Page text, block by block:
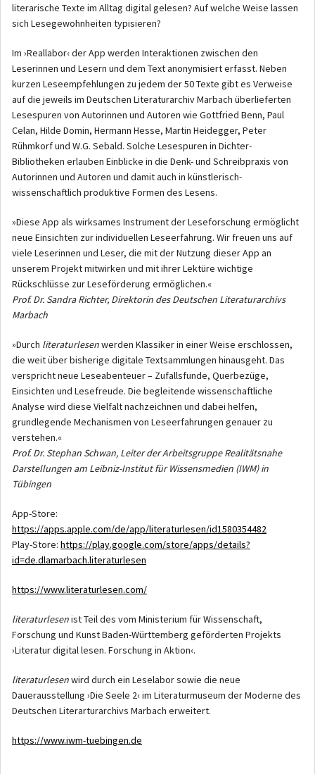
literarische Texte im Alltag digital gelesen? Auf welche Weise lassen
sich Lesegewohnheiten typisieren?
Im ›Reallabor‹ der App werden Interaktionen zwischen den
Leserinnen und Lesern und dem Text anonymisiert erfasst. Neben
kurzen Leseempfehlungen zu jedem der 50 Texte gibt es Verweise
auf die jeweils im Deutschen Literaturarchiv Marbach überlieferten
Lesespuren von Autorinnen und Autoren wie Gottfried Benn, Paul
Celan, Hilde Domin, Hermann Hesse, Martin Heidegger, Peter
Rühmkorf und W.G. Sebald. Solche Lesespuren in Dichter-
Bibliotheken erlauben Einblicke in die Denk- und Schreibpraxis von
Autorinnen und Autoren und damit auch in künstlerisch-
wissenschaftlich produktive Formen des Lesens.
»Diese App als wirksames Instrument der Leseforschung ermöglicht
neue Einsichten zur individuellen Leseerfahrung. Wir freuen uns auf
viele Leserinnen und Leser, die mit der Nutzung dieser App an
unserem Projekt mitwirken und mit ihrer Lektüre wichtige
Rückschlüsse zur Leseförderung ermöglichen.«
Prof. Dr. Sandra Richter, Direktorin des Deutschen Literaturarchivs
Marbach
»Durch literaturlesenwerden Klassiker in einer Weise erschlossen,
die weit über bisherige digitale Textsammlungen hinausgeht. Das
verspricht neue Leseabenteuer – Zufallsfunde, Querbezüge,
Einsichten und Lesefreude. Die begleitende wissenschaftliche
Analyse wird diese Vielfalt nachzeichnen und dabei helfen,
grundlegende Mechanismen von Leseerfahrungen genauer zu
verstehen.«
Prof. Dr. Stephan Schwan, Leiter der Arbeitsgruppe Realitätsnahe
Darstellungen am Leibniz-Institut für Wissensmedien (IWM) in
Tübingen
App-Store:
https://apps.apple.com/de/app/literaturlesen/id1580354482
Play-Store: https://play.google.com/store/apps/details?
id=de.dlamarbach.literaturlesen
https://www.literaturlesen.com/
literaturlesenist Teil des vom Ministerium für Wissenschaft,
Forschung und Kunst Baden-Württemberg geförderten Projekts
›Literatur digital lesen. Forschung in Aktion‹.
literaturlesenwird durch ein Leselabor sowie die neue
Dauerausstellung ›Die Seele 2‹ im Literaturmuseum der Moderne des
Deutschen Literarturarchivs Marbach erweitert.
https://www.iwm-tuebingen.de